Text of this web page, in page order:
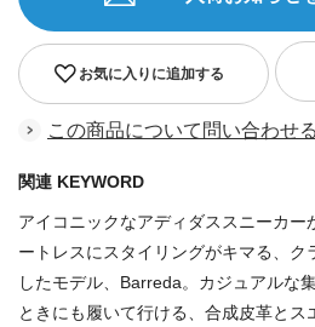
お気に入りに追加する
この商品について問い合わせる
関連 KEYWORD
アイコニックなアディダススニーカー
ートレスにスタイリングがキマる、ク
したモデル、Barreda。カジュアルな
ときにも履いて行ける、合成皮革とス